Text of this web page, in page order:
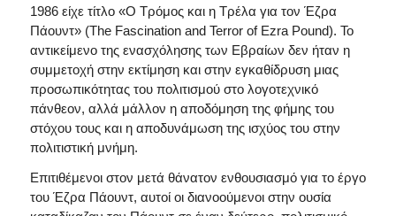
1986 είχε τίτλο «Ο Τρόμος και η Τρέλα για τον Έζρα
Πάουντ» (The Fascination and Terror of Ezra Pound). Το
αντικείμενο της ενασχόλησης των Εβραίων δεν ήταν η
συμμετοχή στην εκτίμηση και στην εγκαθίδρυση μιας
προσωπικότητας του πολιτισμού στο λογοτεχνικό
πάνθεον, αλλά μάλλον η αποδόμηση της φήμης του
στόχου τους και η αποδυνάμωση της ισχύος του στην
πολιτιστική μνήμη.
Επιτιθέμενοι στον μετά θάνατον ενθουσιασμό για το έργο
του Έζρα Πάουντ, αυτοί οι διανοούμενοι στην ουσία